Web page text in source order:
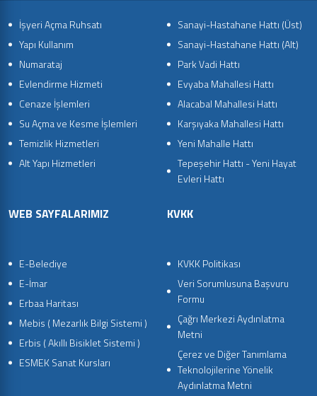
İşyeri Açma Ruhsatı
Yapı Kullanım
Numarataj
Evlendirme Hizmeti
Cenaze İşlemleri
Su Açma ve Kesme İşlemleri
Temizlik Hizmetleri
Alt Yapı Hizmetleri
Sanayi-Hastahane Hattı (Üst)
Sanayi-Hastahane Hattı (Alt)
Park Vadi Hattı
Evyaba Mahallesi Hattı
Alacabal Mahallesi Hattı
Karşıyaka Mahallesi Hattı
Yeni Mahalle Hattı
Tepeşehir Hattı - Yeni Hayat
Evleri Hattı
WEB SAYFALARIMIZ
E-Belediye
E-İmar
Erbaa Haritası
Mebis ( Mezarlık Bilgi Sistemi )
Erbis ( Akıllı Bisiklet Sistemi )
ESMEK Sanat Kursları
KVKK
KVKK Politikası
Veri Sorumlusuna Başvuru
Formu
Çağrı Merkezi Aydınlatma
Metni
Çerez ve Diğer Tanımlama
Teknolojilerine Yönelik
Aydınlatma Metni